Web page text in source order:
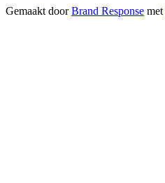
Gemaakt doorBrand Response met